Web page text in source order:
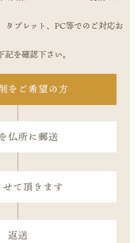
タブレット、PC等でのご対応お
を確認下さい。